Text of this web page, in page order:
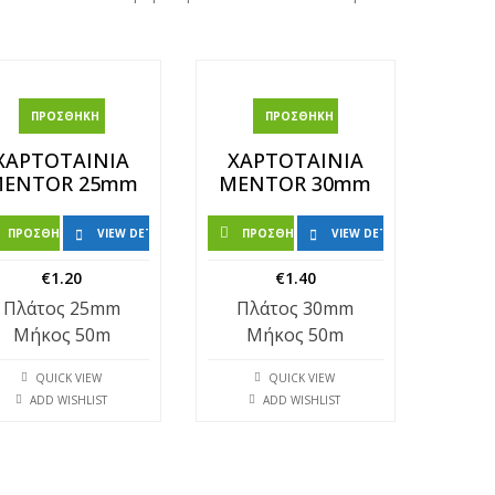
ΠΡΟΣΘΉΚΗ ΣΤΟ ΚΑΛΆΘΙ
25mm
ΠΡΟΣΘΉΚΗ ΣΤΟ ΚΑΛΆΘΙ
VIEW DETAILS
€1.20
Πλάτος 25mm
Μήκος 50m
QUICK VIEW
ADD WISHLIST
ΠΡΟΣΘΉΚΗ ΣΤΟ ΚΑΛΆΘΙ
ΧΑΡΤΟΤΑΙΝΙΑ
MENTOR 30mm
ΠΡΟΣΘΉΚΗ ΣΤΟ ΚΑΛΆΘΙ
VIEW DETAILS
€1.40
Πλάτος 30mm
Μήκος 50m
QUICK VIEW
ADD WISHLIST